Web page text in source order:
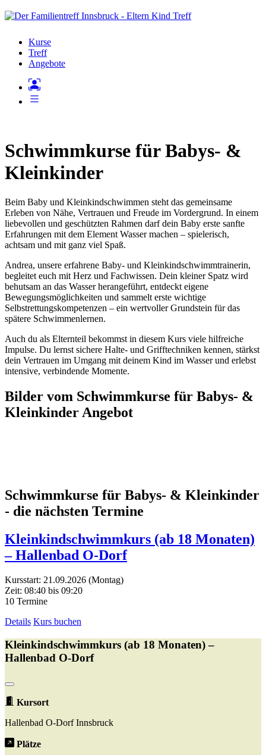
Kurse
Treff
Angebote
Schwimmkurse für Babys- &
Kleinkinder
Beim Baby und Kleinkindschwimmen steht das gemeinsame
Erleben von Nähe, Vertrauen und Freude im Vordergrund. In einem
liebevollen und geschützten Rahmen darf dein Baby erste sanfte
Erfahrungen mit dem Element Wasser machen – spielerisch,
achtsam und mit ganz viel Spaß.
Andrea, unsere erfahrene Baby- und Kleinkindschwimmtrainerin,
begleitet euch mit Herz und Fachwissen. Dein kleiner Spatz wird
behutsam an das Wasser herangeführt, entdeckt eigene
Bewegungsmöglichkeiten und sammelt erste wichtige
Selbstrettungskompetenzen – ein wertvoller Grundstein für das
spätere Schwimmenlernen.
Auch du als Elternteil bekommst in diesem Kurs viele hilfreiche
Impulse. Du lernst sichere Halte- und Grifftechniken kennen, stärkst
dein Vertrauen im Umgang mit deinem Kind im Wasser und erlebst
intensive, verbindende Momente.
Bilder vom Schwimmkurse für Babys- &
Kleinkinder Angebot
Schwimmkurse für Babys- & Kleinkinder
- die nächsten Termine
Kleinkindschwimmkurs (ab 18 Monaten)
– Hallenbad O-Dorf
Kursstart: 21.09.2026 (Montag)
Zeit: 08:40 bis 09:20
10 Termine
Details Kurs buchen
Kleinkindschwimmkurs (ab 18 Monaten) –
Hallenbad O-Dorf
Kursort
Hallenbad O-Dorf Innsbruck
Plätze